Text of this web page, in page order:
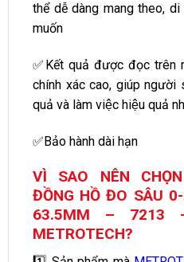
thể dễ dàng mang theo,
muốn
✅Kết quả được đọc trên
chính xác cao, giúp
quả và làm việc hiệu quả
✅Bảo hành dài hạn
VÌ SAO NÊN
ĐỒNG HỒ ĐO SÂU
63.5MM – 7213
METROTECH?